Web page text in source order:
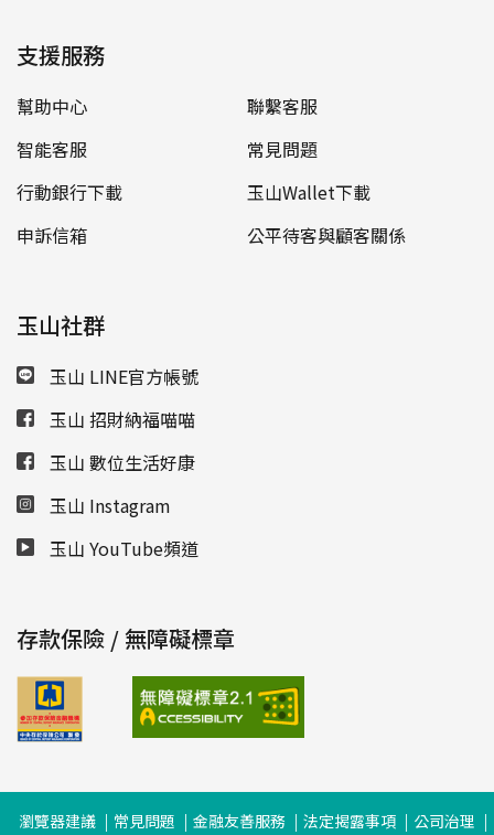
支援服務
幫助中心
聯繫客服
智能客服
常見問題
行動銀行下載
玉山Wallet下載
申訴信箱
公平待客與顧客關係
玉山社群
玉山 LINE官方帳號
玉山 招財納福喵喵
玉山 數位生活好康
玉山 Instagram
玉山 YouTube頻道
存款保險 / 無障礙標章
瀏覽器建議 常見問題 金融友善服務 法定揭露事項 公司治理